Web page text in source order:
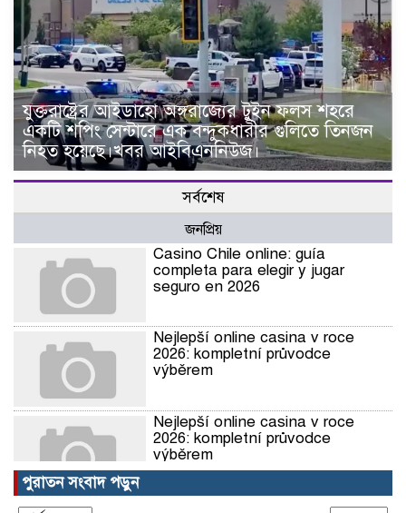
যুক্তরাষ্ট্রের আইডাহো অঙ্গরাজ্যের টুইন ফলস শহরে
একটি শপিং সেন্টারে এক বন্দুকধারীর গুলিতে তিনজন
নিহত হয়েছে।খবর আইবিএননিউজ।
সর্বশেষ
জনপ্রিয়
Casino Chile online: guía
completa para elegir y jugar
seguro en 2026
Nejlepší online casina v roce
2026: kompletní průvodce
výběrem
Nejlepší online casina v roce
2026: kompletní průvodce
výběrem
Nejlepší online casina v roce
পুরাতন সংবাদ পড়ুন